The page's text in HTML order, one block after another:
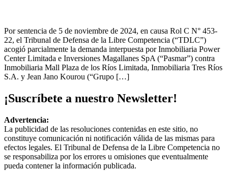
Por sentencia de 5 de noviembre de 2024, en causa Rol C N° 453-
22, el Tribunal de Defensa de la Libre Competencia (“TDLC”)
acogió parcialmente la demanda interpuesta por Inmobiliaria Power
Center Limitada e Inversiones Magallanes SpA (“Pasmar”) contra
Inmobiliaria Mall Plaza de los Ríos Limitada, Inmobiliaria Tres Ríos
S.A. y Jean Jano Kourou (“Grupo […]
¡Suscríbete a nuestro Newsletter!
Advertencia:
La publicidad de las resoluciones contenidas en este sitio, no
constituye comunicación ni notificación válida de las mismas para
efectos legales. El Tribunal de Defensa de la Libre Competencia no
se responsabiliza por los errores u omisiones que eventualmente
pueda contener la información publicada.